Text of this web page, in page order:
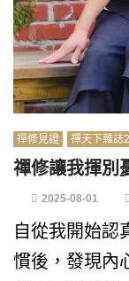
禪修見證 禪天下雜誌
禪修讓我揮
2025-08-01
自從我開始認
慣後，發現內